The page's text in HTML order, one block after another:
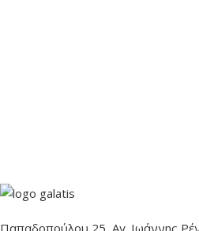
Παπαδοπούλου 25, Αγ. Ιωάννης